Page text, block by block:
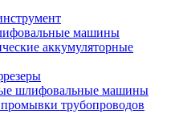
машины
аккумуляторные
шлифовальные машины
трубопроводов